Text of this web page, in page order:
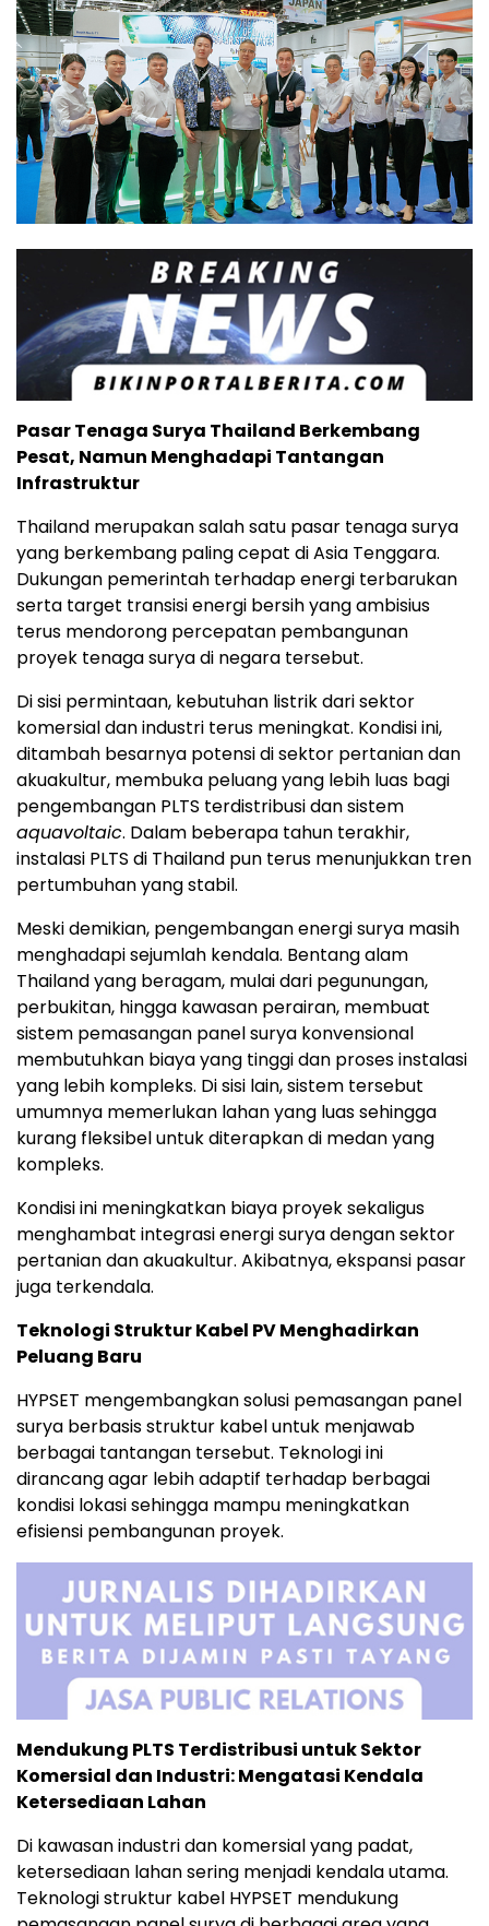
Pasar Tenaga Surya Thailand Berkembang
Pesat, Namun Menghadapi Tantangan
Infrastruktur
Thailand merupakan salah satu pasar tenaga surya
yang berkembang paling cepat di Asia Tenggara.
Dukungan pemerintah terhadap energi terbarukan
serta target transisi energi bersih yang ambisius
terus mendorong percepatan pembangunan
proyek tenaga surya di negara tersebut.
Di sisi permintaan, kebutuhan listrik dari sektor
komersial dan industri terus meningkat. Kondisi ini,
ditambah besarnya potensi di sektor pertanian dan
akuakultur, membuka peluang yang lebih luas bagi
pengembangan PLTS terdistribusi dan sistem
aquavoltaic. Dalam beberapa tahun terakhir,
instalasi PLTS di Thailand pun terus menunjukkan tren
pertumbuhan yang stabil.
Meski demikian, pengembangan energi surya masih
menghadapi sejumlah kendala. Bentang alam
Thailand yang beragam, mulai dari pegunungan,
perbukitan, hingga kawasan perairan, membuat
sistem pemasangan panel surya konvensional
membutuhkan biaya yang tinggi dan proses instalasi
yang lebih kompleks. Di sisi lain, sistem tersebut
umumnya memerlukan lahan yang luas sehingga
kurang fleksibel untuk diterapkan di medan yang
kompleks.
Kondisi ini meningkatkan biaya proyek sekaligus
menghambat integrasi energi surya dengan sektor
pertanian dan akuakultur. Akibatnya, ekspansi pasar
juga terkendala.
Teknologi Struktur Kabel PV Menghadirkan
Peluang Baru
HYPSET mengembangkan solusi pemasangan panel
surya berbasis struktur kabel untuk menjawab
berbagai tantangan tersebut. Teknologi ini
dirancang agar lebih adaptif terhadap berbagai
kondisi lokasi sehingga mampu meningkatkan
efisiensi pembangunan proyek.
Mendukung PLTS Terdistribusi untuk Sektor
Komersial dan Industri: Mengatasi Kendala
Ketersediaan Lahan
Di kawasan industri dan komersial yang padat,
ketersediaan lahan sering menjadi kendala utama.
Teknologi struktur kabel HYPSET mendukung